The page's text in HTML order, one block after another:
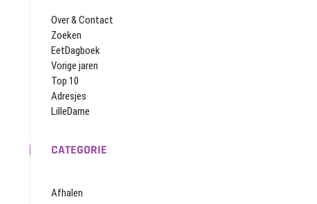
Over & Contact
Zoeken
EetDagboek
Vorige jaren
Top 10
Adresjes
LilleDame
CATEGORIE
Afhalen